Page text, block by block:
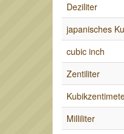
Deziliter
japanisches
cubic inch
Zentiliter
Milliliter